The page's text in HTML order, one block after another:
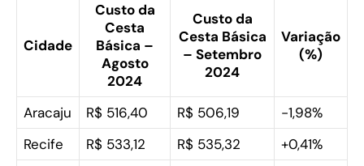
Cidade
Custo da
Cesta
Básica –
Agosto
2024
Custo da
Cesta Básica
– Setembro
2024
Variação
(%)
Aracaju R$ 516,40 R$ 506,19
-1,98%
Recife
R$ 533,12 R$ 535,32
+0,41%